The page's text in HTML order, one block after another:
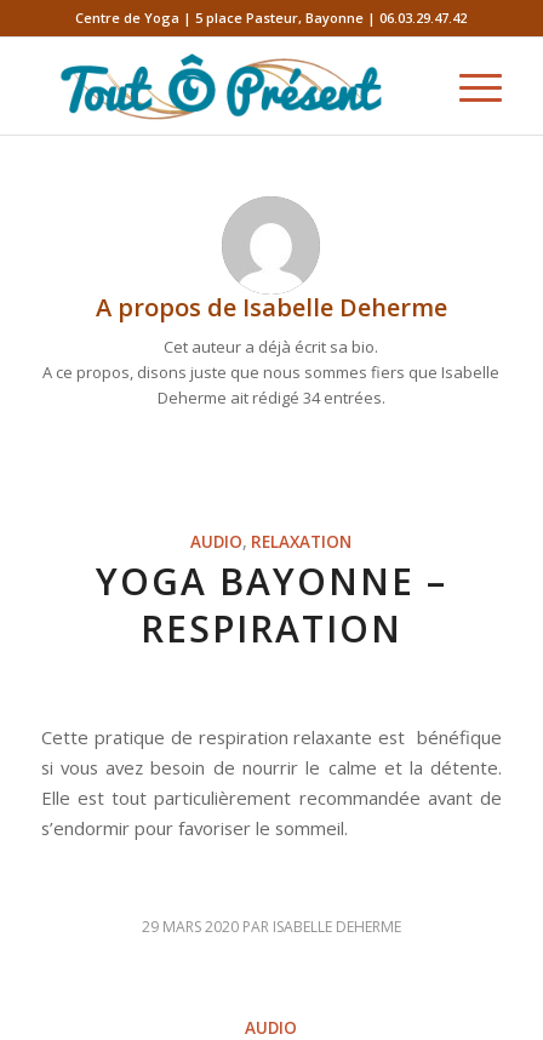
Centre de Yoga | 5 place Pasteur, Bayonne | 06.03.29.47.42
A propos de Isabelle Deherme
Cet auteur a déjà écrit sa bio.
A ce propos, disons juste que nous sommes fiers que Isabelle
Deherme ait rédigé 34 entrées.
AUDIO, RELAXATION
YOGA BAYONNE –
RESPIRATION
Cette pratique de respiration relaxante est bénéfique
si vous avez besoin de nourrir le calme et la détente.
Elle est tout particulièrement recommandée avant de
s’endormir pour favoriser le sommeil.
29 MARS 2020 PAR ISABELLE DEHERME
AUDIO